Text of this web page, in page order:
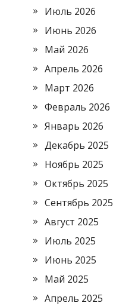
Июль 2026
Июнь 2026
Май 2026
Апрель 2026
Март 2026
Февраль 2026
Январь 2026
Декабрь 2025
Ноябрь 2025
Октябрь 2025
Сентябрь 2025
Август 2025
Июль 2025
Июнь 2025
Май 2025
Апрель 2025